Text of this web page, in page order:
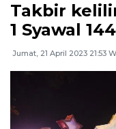
Takbir
1 Syawal
Jumat, 21 April 2023 21:53